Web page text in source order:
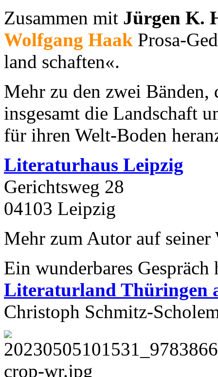
Zusammen mit Jürgen K.
Wolfgang Haak Prosa-
land schaften«.
Mehr zu den zwei
insgesamt die Landschaft
für ihren Welt-Boden
Literaturhaus Leipzig
Gerichtsweg 28
04103 Leipzig
Mehr zum Autor auf seiner
Ein wunderbares
Literaturland Thüringen
Christoph Schmitz-